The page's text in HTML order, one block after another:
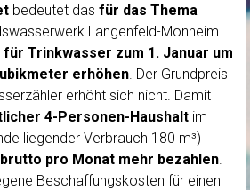
bedeutet das für das Thema
Langenfeld-Monheim
Trinkwasser zum 1. Januar um
erhöhen. Der Grundpreis
erhöht sich nicht. Damit
4-Personen-Haushaltim
liegender Verbrauch 180 m³)
pro Monat mehr bezahlen.
Beschaffungskosten für einen